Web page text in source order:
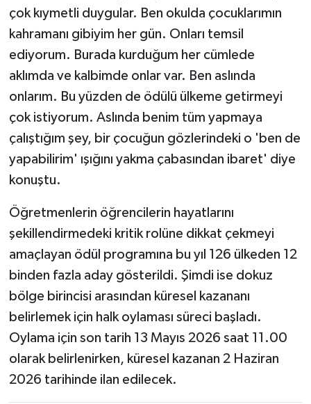
çok kıymetli duygular. Ben okulda çocuklarımın
kahramanı gibiyim her gün. Onları temsil
ediyorum. Burada kurduğum her cümlede
aklımda ve kalbimde onlar var. Ben aslında
onlarım. Bu yüzden de ödülü ülkeme getirmeyi
çok istiyorum. Aslında benim tüm yapmaya
çalıştığım şey, bir çocuğun gözlerindeki o 'ben de
yapabilirim' ışığını yakma çabasından ibaret' diye
konuştu.
Öğretmenlerin öğrencilerin hayatlarını
şekillendirmedeki kritik rolüne dikkat çekmeyi
amaçlayan ödül programına bu yıl 126 ülkeden 12
binden fazla aday gösterildi. Şimdi ise dokuz
bölge birincisi arasından küresel kazananı
belirlemek için halk oylaması süreci başladı.
Oylama için son tarih 13 Mayıs 2026 saat 11.00
olarak belirlenirken, küresel kazanan 2 Haziran
2026 tarihinde ilan edilecek.